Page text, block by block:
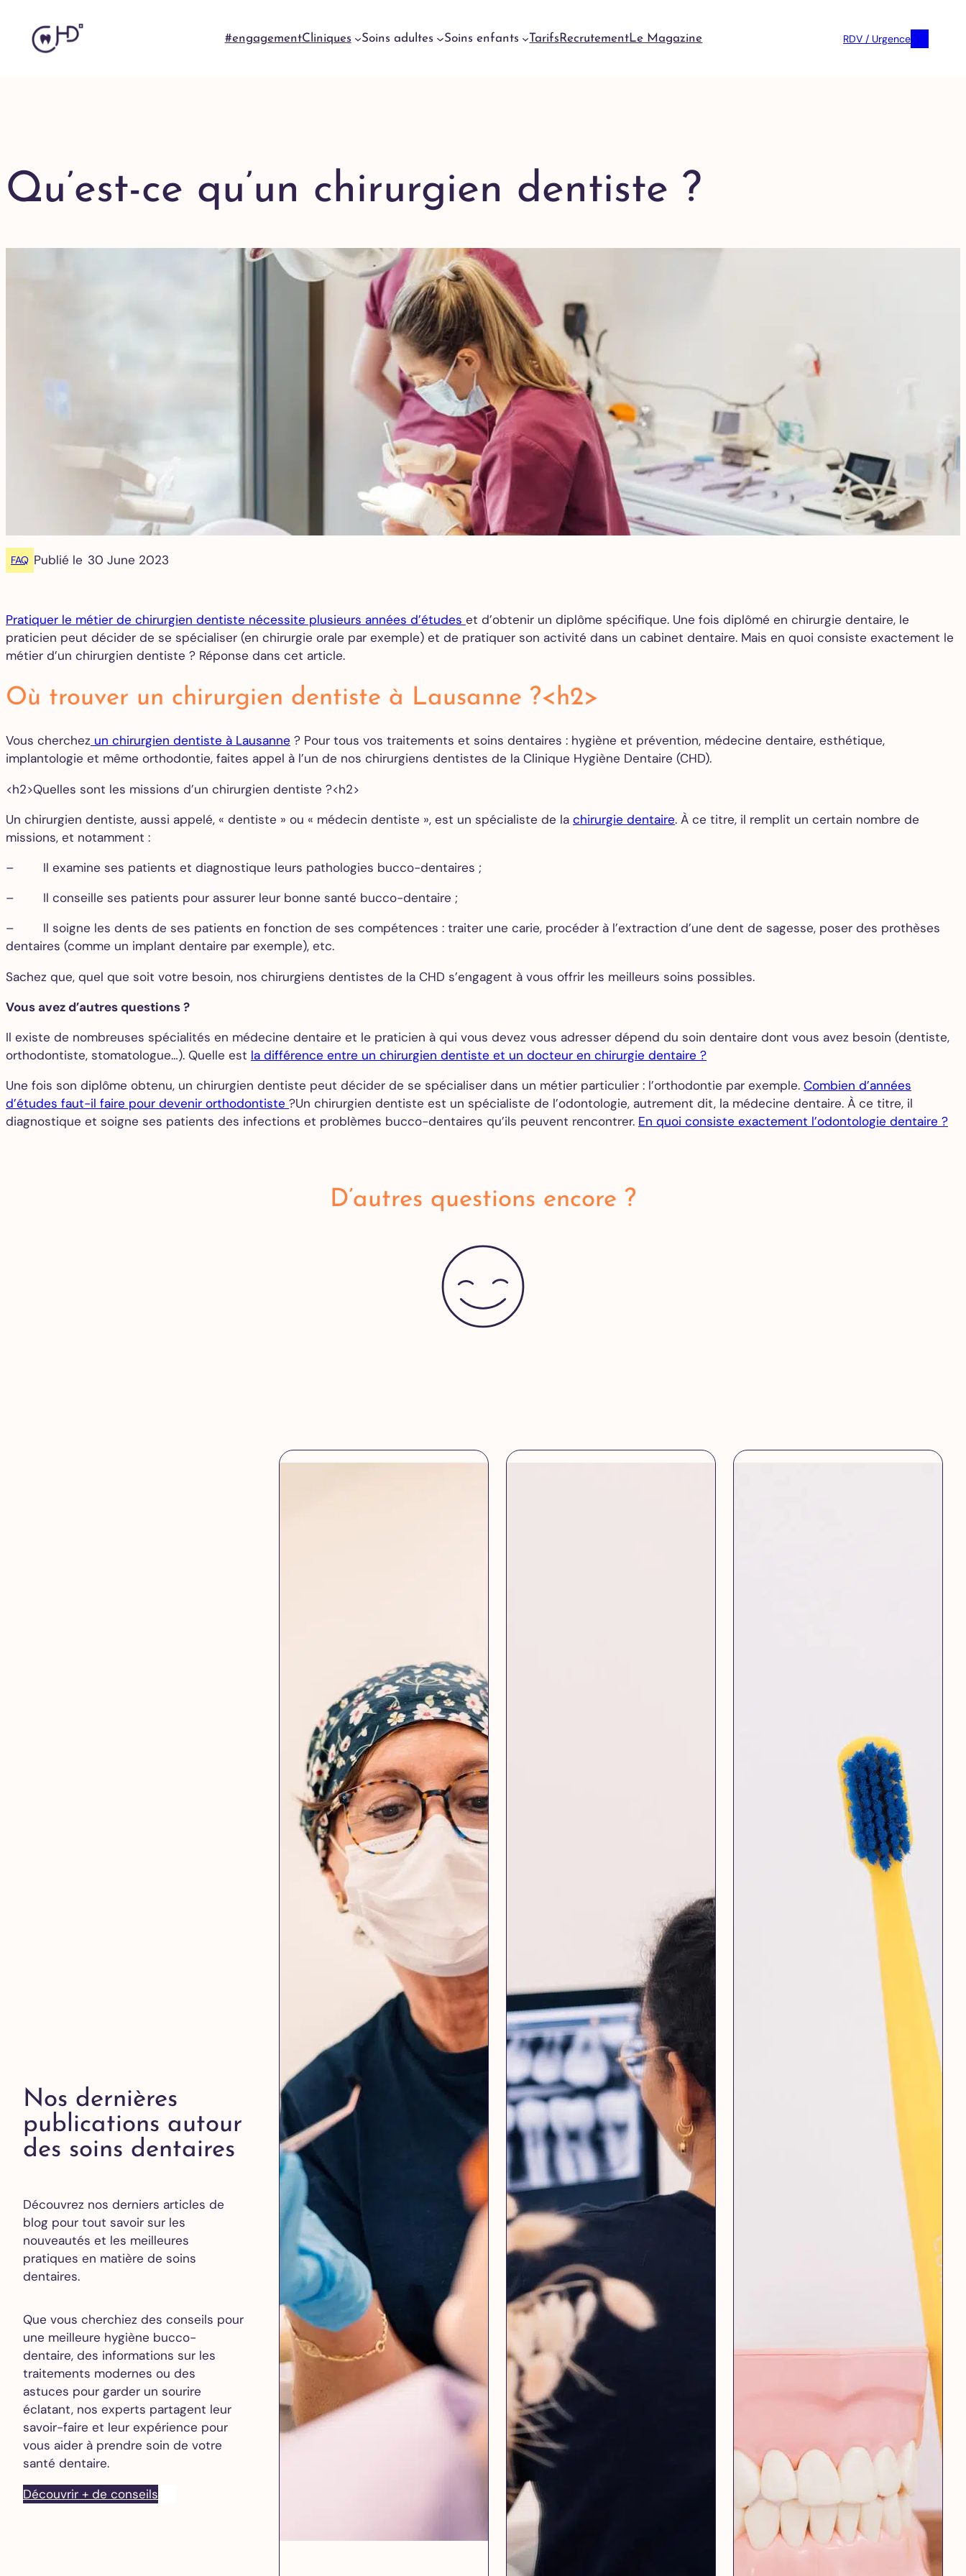
#engagementCliniques Soins adultes
Meyrin
Urgences
Urgences
dentaires
Yverdon
Tous
nos
soins
Détartrage et
polissage
Adultes
Détartrage et
polissage
Enfants
Détartrage
orthodontique
Check-up
Traitement
dentaire
Bruxisme
Facettes
des dents
Implants
Extraction
Greffe de
gencive
All on 6
All on 8
Alignements
des dents
Soins enfants Tarifs RecrutementLe Magazine RDV / Urgence
Qu’est-ce qu’un chirurgien dentiste ?
FAQ Publié le 30 June 2023
Pratiquer le métier de chirurgien dentiste nécessite plusieurs années d’études et d’obtenir un diplôme spécifique. Une fois diplômé en chirurgie dentaire, le
praticien peut décider de se spécialiser (en chirurgie orale par exemple) et de pratiquer son activité dans un cabinet dentaire. Mais en quoi consiste exactement le
métier d’un chirurgien dentiste ? Réponse dans cet article.
Où trouver un chirurgien dentiste à Lausanne ?<h2>
Vous cherchez un chirurgien dentiste à Lausanne ? Pour tous vos traitements et soins dentaires : hygiène et prévention, médecine dentaire, esthétique,
implantologie et même orthodontie, faites appel à l’un de nos chirurgiens dentistes de la Clinique Hygiène Dentaire (CHD).
<h2>Quelles sont les missions d’un chirurgien dentiste ?<h2>
Un chirurgien dentiste, aussi appelé, « dentiste » ou « médecin dentiste », est un spécialiste de la chirurgie dentaire. À ce titre, il remplit un certain nombre de
missions, et notamment :
– Il examine ses patients et diagnostique leurs pathologies bucco-dentaires ;
– Il conseille ses patients pour assurer leur bonne santé bucco-dentaire ;
– Il soigne les dents de ses patients en fonction de ses compétences : traiter une carie, procéder à l’extraction d’une dent de sagesse, poser des prothèses
dentaires (comme un implant dentaire par exemple), etc.
Sachez que, quel que soit votre besoin, nos chirurgiens dentistes de la CHD s’engagent à vous offrir les meilleurs soins possibles.
Vous avez d’autres questions ?
Il existe de nombreuses spécialités en médecine dentaire et le praticien à qui vous devez vous adresser dépend du soin dentaire dont vous avez besoin (dentiste,
orthodontiste, stomatologue…). Quelle est la différence entre un chirurgien dentiste et un docteur en chirurgie dentaire ?
Une fois son diplôme obtenu, un chirurgien dentiste peut décider de se spécialiser dans un métier particulier : l’orthodontie par exemple. Combien d’années
d’études faut-il faire pour devenir orthodontiste ?Un chirurgien dentiste est un spécialiste de l’odontologie, autrement dit, la médecine dentaire. À ce titre, il
diagnostique et soigne ses patients des infections et problèmes bucco-dentaires qu’ils peuvent rencontrer. En quoi consiste exactement l’odontologie dentaire ?
D’autres questions encore ?
Nos dernières
publications autour
des soins dentaires
Découvrez nos derniers articles de
blog pour tout savoir sur les
nouveautés et les meilleures
pratiques en matière de soins
dentaires.
Que vous cherchiez des conseils pour
une meilleure hygiène bucco-
dentaire, des informations sur les
traitements modernes ou des
astuces pour garder un sourire
éclatant, nos experts partagent leur
savoir-faire et leur expérience pour
vous aider à prendre soin de votre
santé dentaire.
Découvrir + de conseils